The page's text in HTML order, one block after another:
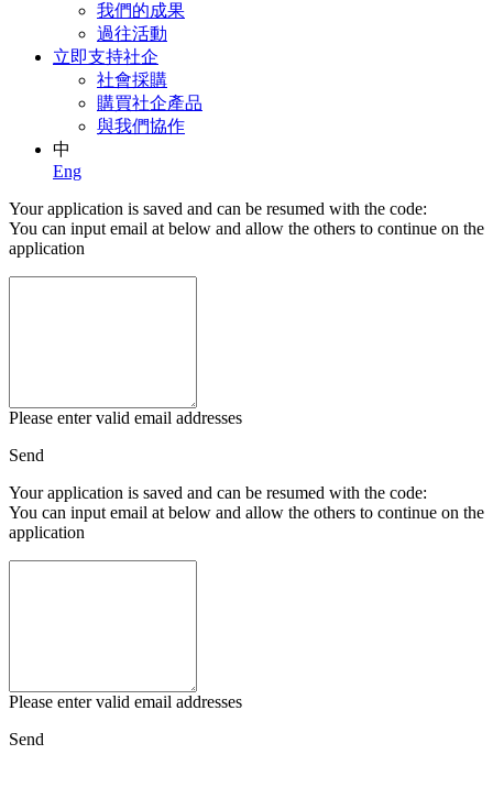
我們的成果
過往活動
立即支持社企
社會採購
購買社企產品
與我們協作
中
Eng
Your application is saved and can be resumed with the code:
You can input email at below and allow the others to continue on the
application
Please enter valid email addresses
Send
Your application is saved and can be resumed with the code:
You can input email at below and allow the others to continue on the
application
Please enter valid email addresses
Send